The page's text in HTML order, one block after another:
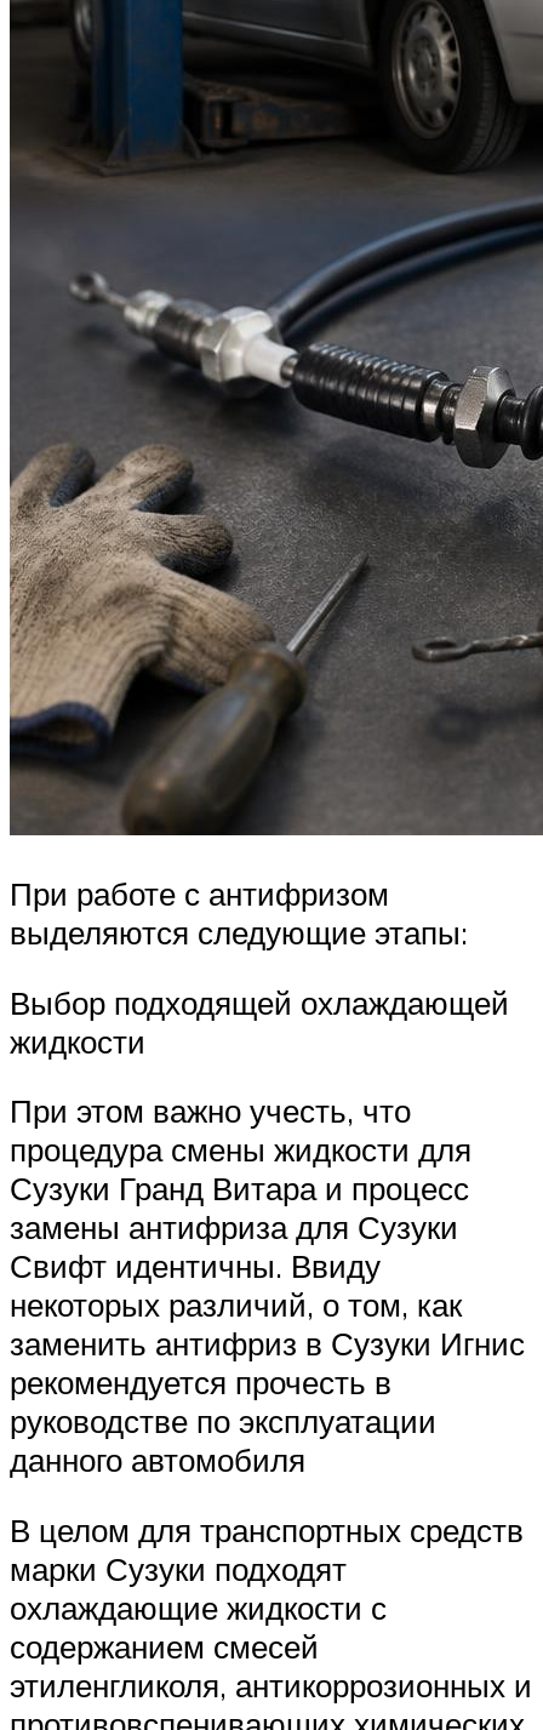
При работе с антифризом
выделяются следующие этапы:
Выбор подходящей охлаждающей
жидкости
При этом важно учесть, что
процедура смены жидкости для
Сузуки Гранд Витара и процесс
замены антифриза для Сузуки
Свифт идентичны. Ввиду
некоторых различий, о том, как
заменить антифриз в Сузуки Игнис
рекомендуется прочесть в
руководстве по эксплуатации
данного автомобиля
В целом для транспортных средств
марки Сузуки подходят
охлаждающие жидкости с
содержанием смесей
этиленгликоля, антикоррозионных и